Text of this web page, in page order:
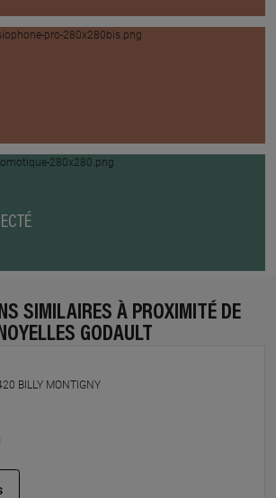
SIMILAIRES À PROXIMITÉ DE
GODAULT
BILLY MONTIGNY